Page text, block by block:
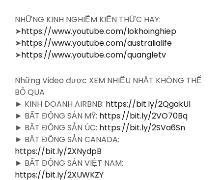
NHỮNG KINH NGHIỆM KIẾN THỨC HAY:
➤https://www.youtube.com/lokhoinghiep
➤https://www.youtube.com/australialife
➤https://www.youtube.com/quangletv
Những Video được XEM NHIỀU NHẤT KHÔNG THỂ
BỎ QUA
► KINH DOANH AIRBNB: https://bit.ly/2QgakUl
► BẤT ĐỘNG SẢN MỸ: https://bit.ly/2VO70Bq
► BẤT ĐỘNG SẢN ÚC: https://bit.ly/2SVa6Sn
► BẤT ĐỘNG SẢN CANADA:
https://bit.ly/2XNydpB
► BẤT ĐỘNG SẢN VIỆT NAM:
https://bit.ly/2XUWKZY